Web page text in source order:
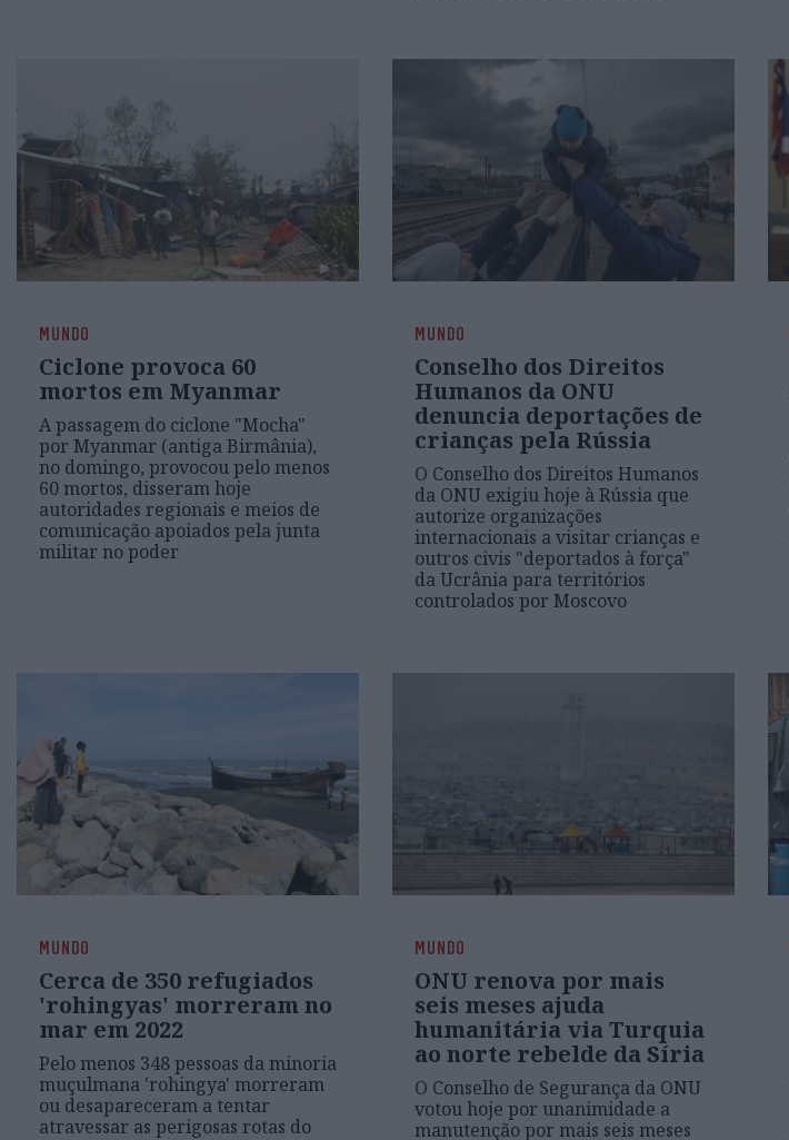
MUNDO
Ciclone provoca 60
mortos em Myanmar
A passagem do ciclone "Mocha"
por Myanmar (antiga Birmânia),
no domingo, provocou pelo menos
60 mortos, disseram hoje
autoridades regionais e meios de
comunicação apoiados pela junta
militar no poder
MUNDO
Conselho dos Direitos
Humanos da ONU
denuncia deportações de
crianças pela Rússia
O Conselho dos Direitos Humanos
da ONU exigiu hoje à Rússia que
autorize organizações
internacionais a visitar crianças e
outros civis "deportados à força"
da Ucrânia para territórios
controlados por Moscovo
MUNDO
Cerca de 350 refugiados
'rohingyas' morreram no
mar em 2022
Pelo menos 348 pessoas da minoria
muçulmana 'rohingya' morreram
ou desapareceram a tentar
atravessar as perigosas rotas do
MUNDO
ONU renova por mais
seis meses ajuda
humanitária via Turquia
ao norte rebelde da Síria
O Conselho de Segurança da ONU
votou hoje por unanimidade a
manutenção por mais seis meses